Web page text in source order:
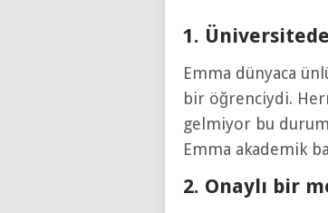
1.
Emma dünyaca
bir öğrenciydi.
gelmiyor bu
Emma akademik
2. Onaylı bir